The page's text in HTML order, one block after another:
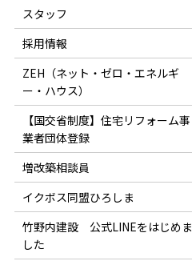
スタッフ
採用情報
ZEH（ネット・ゼロ・エネルギ
ー・ハウス）
【国交省制度】住宅リフォーム事
業者団体登録
増改築相談員
イクボス同盟ひろしま
竹野内建設 公式LINEをはじめま
した